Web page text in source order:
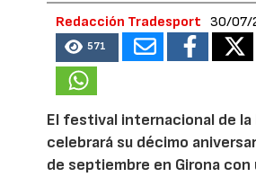
Redacción Tradesport 30/07/
571
El festival internacional de
celebrará su décimo
de septiembre en Girona con